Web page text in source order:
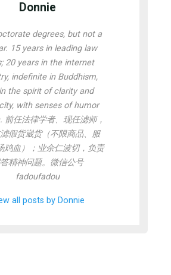
Donnie
degrees, but not a
15 years in leading law
20 years in the internet
indefinite in Buddhism,
the spirit of clarity and
with senses of humor
前任法律学者、现任滤师，
假货崴货（不限商品、服
鸡血）；业余仁波切，负责
精神问题。微信公号
fadoufadou
all posts by Donnie